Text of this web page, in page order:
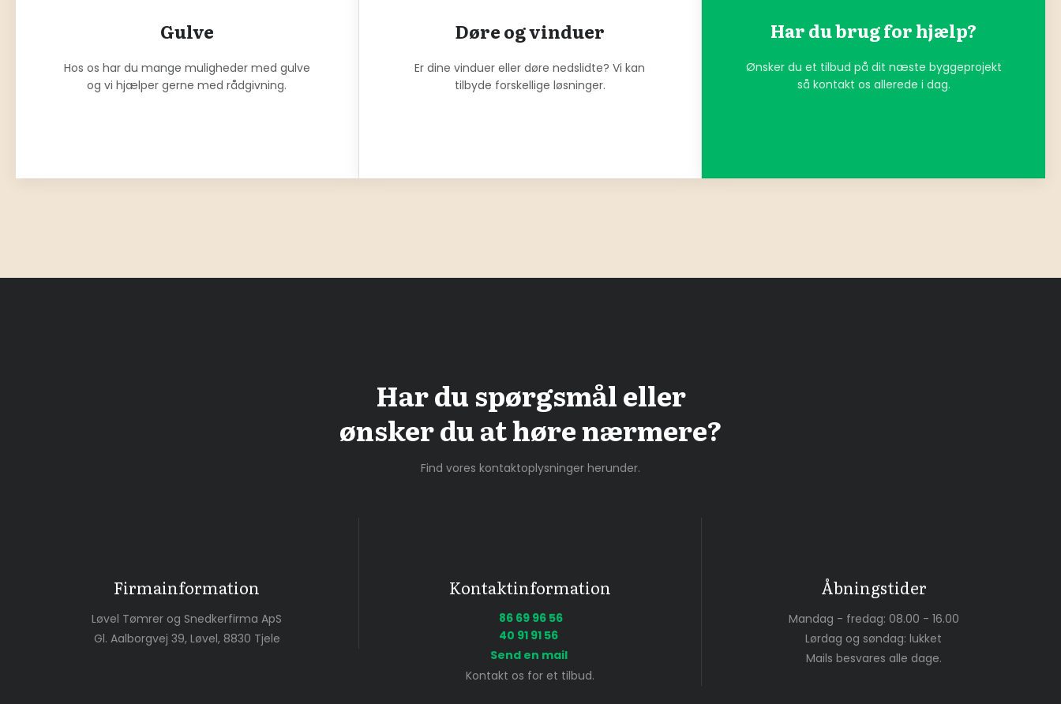
Gulve
Hos os har du mange muligheder med gulve
og vi hjælper gerne med rådgivning.
Døre og vinduer
Er dine vinduer eller døre nedslidte? Vi kan
tilbyde forskellige løsninger.
Har du brug for hjælp?
Ønsker du et tilbud på dit næste byggeprojekt
så kontakt os allerede i dag.
Har du spørgsmål eller
​ønsker du at høre nærmere?
Find vores kontaktoplysninger herunder.
Firmainformation
Løvel Tømrer og Snedkerfirma ApS
Gl. Aalborgvej 39, Løvel, 8830 Tjele
Kontaktinformation
86 69 96 56
40 91 91 56
Send en mail
Kontakt os for et tilbud.
Åbningstider
Mandag - fredag: 08.00 - 16.00
Lørdag og søndag: lukket
Mails besvares alle dage.